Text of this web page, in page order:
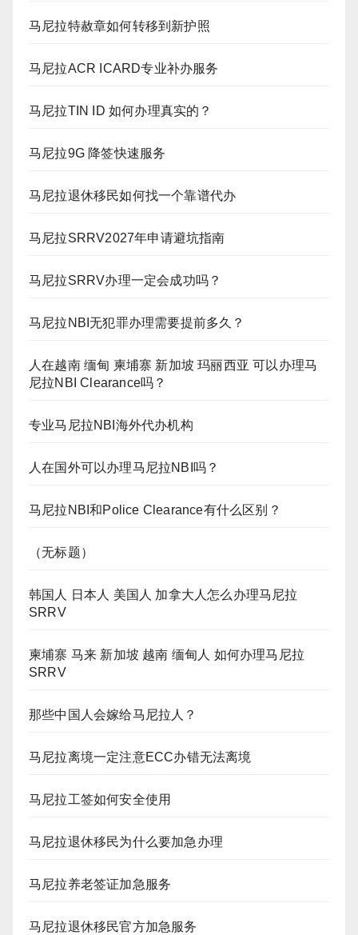
马尼拉特赦章如何转移到新护照
马尼拉ACR ICARD专业补办服务
马尼拉TIN ID 如何办理真实的？
马尼拉9G 降签快速服务
马尼拉退休移民如何找一个靠谱代办
马尼拉SRRV2027年申请避坑指南
马尼拉SRRV办理一定会成功吗？
马尼拉NBI无犯罪办理需要提前多久？
人在越南 缅甸 柬埔寨 新加坡 玛丽西亚 可以办理马
尼拉NBI Clearance吗？
专业马尼拉NBI海外代办机构
人在国外可以办理马尼拉NBI吗？
马尼拉NBI和Police Clearance有什么区别？
（无标题）
韩国人 日本人 美国人 加拿大人怎么办理马尼拉
SRRV
柬埔寨 马来 新加坡 越南 缅甸人 如何办理马尼拉
SRRV
那些中国人会嫁给马尼拉人？
马尼拉离境一定注意ECC办错无法离境
马尼拉工签如何安全使用
马尼拉退休移民为什么要加急办理
马尼拉养老签证加急服务
马尼拉退休移民官方加急服务